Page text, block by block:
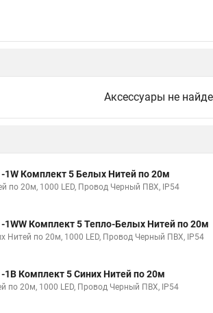
Аксессуары не
1W Комплект 5 Белых Нитей по 20м
по 20м, 1000 LED, Провод Черный ПВХ, IP54
1WW Комплект 5 Тепло-Белых Нитей по 20м
Нитей по 20м, 1000 LED, Провод Черный ПВХ, IP54
1B Комплект 5 Синих Нитей по 20м
по 20м, 1000 LED, Провод Черный ПВХ, IP54